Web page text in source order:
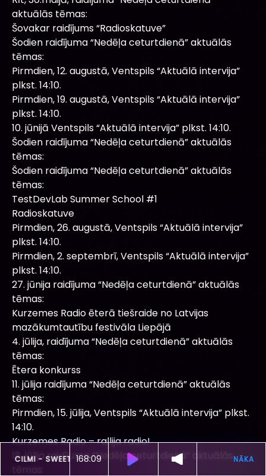
ŠOBRĪD SKANGABRIELLA CILMI - SWEET ABOUT ME
168:06
aktuālās tēmas:
Šovakar raidījums “Radioskatuve”
Šodien raidījuma “Nedēļa ceturtdienā” aktuālās
tēmas:
Pirmdien, 12. augustā, Ventspils “Aktuālā intervija”
plkst. 14:10.
Pirmdien, 19. augustā, Ventspils “Aktuālā intervija”
plkst. 14:10.
10. jūnijā Ventspils “Aktuālā intervija” plkst. 14:10.
Šodien raidījuma “Nedēļa ceturtdienā” aktuālās
tēmas:
Šodien raidījuma “Nedēļa ceturtdienā” aktuālās
tēmas:
TestDevLab Summer School #1
Radioskatuve
Pirmdien, 26. augustā, Ventspils “Aktuālā intervija”
plkst. 14:10.
Pirmdien, 2. septembrī, Ventspils “Aktuālā intervija”
plkst. 14:10.
27. jūnija raidījuma “Nedēļa ceturtdienā” aktuālās
tēmas:
Kurzemes Radio ēterā tiešraide no Latvijas
mazākumtautību festivāla Liepājā
4. jūlija, raidījuma “Nedēļa ceturtdienā” aktuālās
tēmas:
Ētera konkurss
11. jūlija raidījuma “Nedēļa ceturtdienā” aktuālās
tēmas:
Pirmdien, 15. jūlija, Ventspils “Aktuālā intervija” plkst.
14:10.
Kurzemes Radio – rallija radio!
18. jūlija raidījuma “Nedēļa ceturtdienā” aktuālās
tēmas: